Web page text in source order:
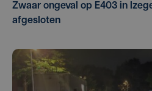
Zwaar ongeval op E403 in
afgesloten